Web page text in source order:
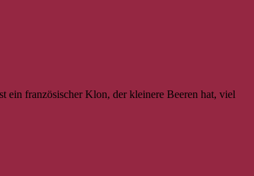
ein französischer Klon, der kleinere Beeren hat, viel